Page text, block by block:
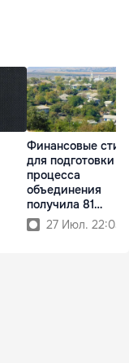
Финансовые
для подготовки
процесса
объединения
получила 81
примэрия
27 Июл. 22:03